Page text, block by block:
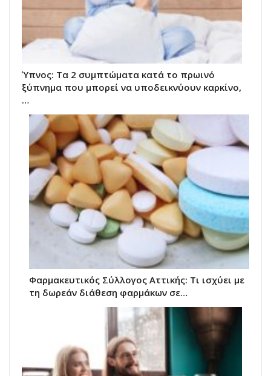
Ύπνος: Τα 2 συμπτώματα κατά το πρωινό
ξύπνημα που μπορεί να υποδεικνύουν καρκίνο,
…
Φαρμακευτικός Σύλλογος Αττικής: Τι ισχύει με
τη δωρεάν διάθεση φαρμάκων σε…